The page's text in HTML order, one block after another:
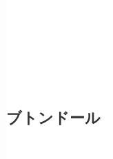
ブトンド